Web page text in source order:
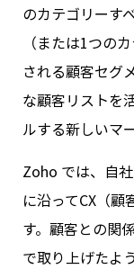
のカテゴリーす
（または1つの
される顧客セグ
な顧客リストを
ルする新しいマ
Zoho では、自
に沿ってCX（
す。顧客との関
で取り上げたよ